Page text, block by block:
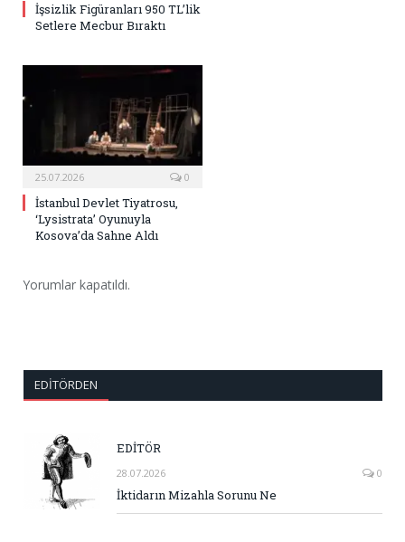
İşsizlik Figüranları 950 TL’lik
Setlere Mecbur Bıraktı
25.07.2026 0
İstanbul Devlet Tiyatrosu,
‘Lysistrata’ Oyunuyla
Kosova’da Sahne Aldı
Yorumlar kapatıldı.
EDITÖRDEN
EDİTÖR
28.07.2026 0
İktidarın Mizahla Sorunu Ne